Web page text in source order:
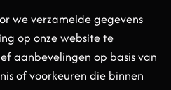
we verzamelde gegevens
op onze website te
aanbevelingen op basis van
of voorkeuren die binnen